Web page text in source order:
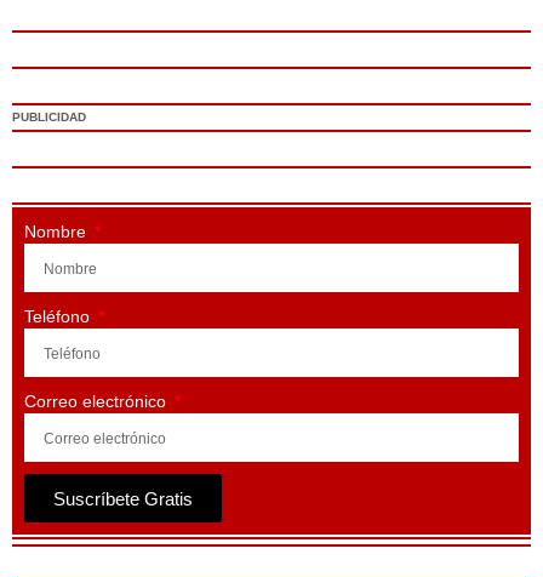
PUBLICIDAD
Nombre
Teléfono
Correo electrónico
Suscríbete Gratis